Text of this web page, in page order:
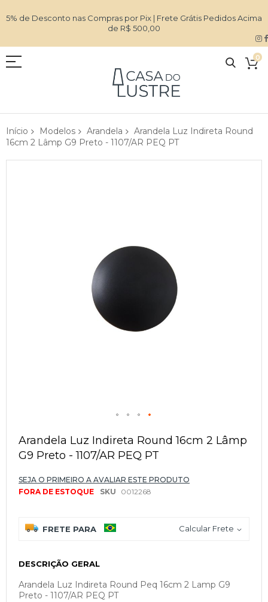
5% de Desconto nas Compras por Pix | Frete Grátis Pedidos Acima
de R$ 500,00
0
Início Modelos Arandela
Arandela Luz Indireta Round
16cm 2 Lâmp G9 Preto - 1107/AR PEQ PT
para
início
Galeria
de
Arandela Luz Indireta Round 16cm 2 Lâmp
G9 Preto - 1107/AR PEQ PT
SEJA O PRIMEIRO A AVALIAR ESTE PRODUTO
FORA DE ESTOQUE
SKU 0012268
FRETE PARA Calcular Frete
DESCRIÇÃO GERAL
Arandela Luz Indireta Round Peq 16cm 2 Lamp G9
Preto - 1107/AR PEQ PT